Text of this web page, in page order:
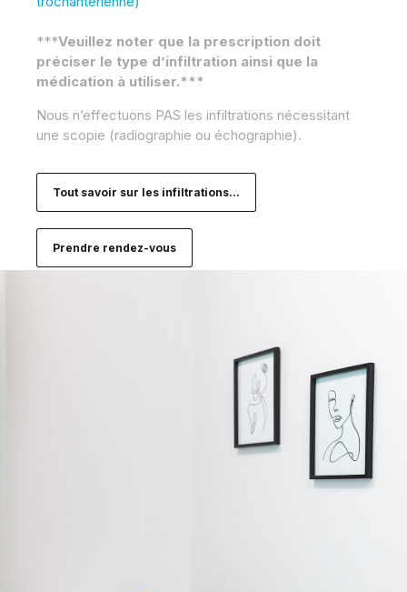
***Veuillez noter que la prescription doit
préciser le type d’infiltration ainsi que la
médication à utiliser.***
Nous n’effectuons PAS les infiltrations nécessitant
une scopie (radiographie ou échographie).
Tout savoir sur les infiltrations...
Prendre rendez-vous